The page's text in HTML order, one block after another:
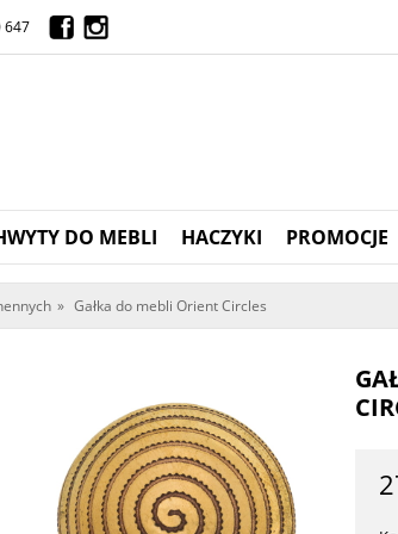
647
DO MEBLI HACZYKI PROMOCJE
» Gałka do mebli Orient Circles